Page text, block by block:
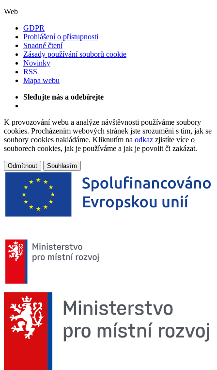
Web
GDPR
Prohlášení o přístupnosti
Snadné čtení
Zásady používání souborů cookie
Novinky
RSS
Mapa webu
Sledujte nás a odebírejte
K provozování webu a analýze návštěvnosti používáme soubory
cookies. Procházením webových stránek jste srozuměni s tím, jak se
soubory cookies nakládáme. Kliknutím na odkaz zjistíte více o
souborech cookies, jak je používáme a jak je povolit či zakázat.
Odmítnout Souhlasím